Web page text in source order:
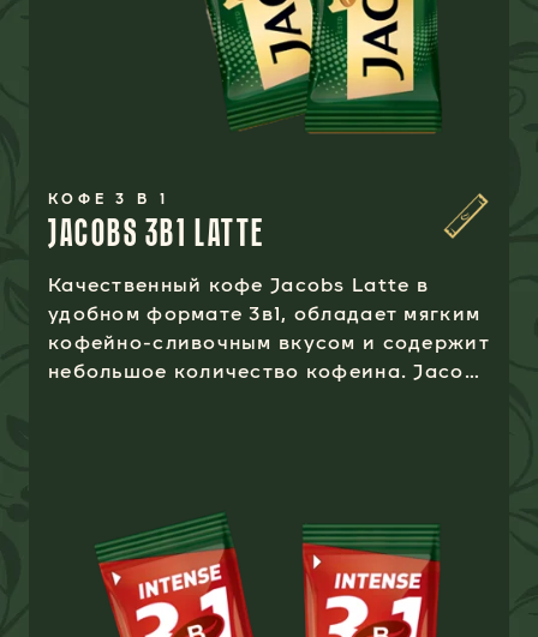
КОФЕ 3 В 1
JACOBS 3B1 LATTE
Качественный кофе Jacobs Latte в
удобном формате 3в1, обладает мягким
кофейно-сливочным вкусом и содержит
небольшое количество кофеина. Jacobs